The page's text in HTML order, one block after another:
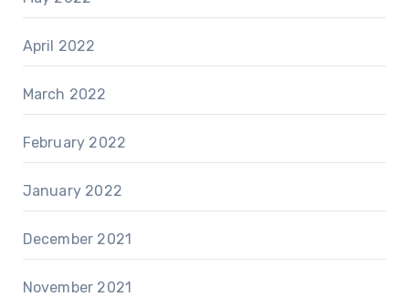
April 2022
March 2022
February 2022
January 2022
December 2021
November 2021